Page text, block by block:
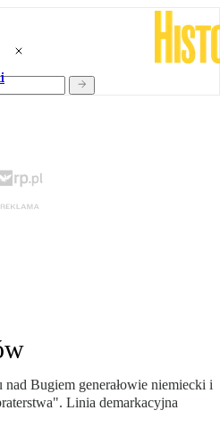
Bugiem generałowie niemiecki i
Linia demarkacyjna